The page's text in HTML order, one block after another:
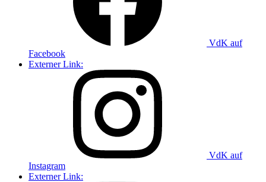
VdK auf
Facebook
Externer Link:
VdK auf
Instagram
Externer Link: